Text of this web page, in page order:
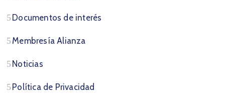
Documentos de interés
Membresía Alianza
Noticias
Política de Privacidad